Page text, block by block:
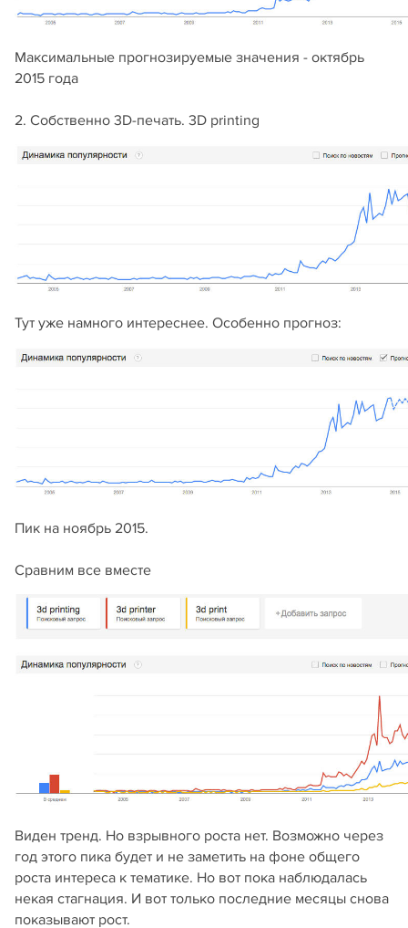
Максимальные прогнозируемые значения - октябрь
2015 года
2. Собственно 3D-печать. 3D printing
Тут уже намного интереснее. Особенно прогноз:
Пик на ноябрь 2015.
Сравним все вместе
Виден тренд. Но взрывного роста нет. Возможно через
год этого пика будет и не заметить на фоне общего
роста интереса к тематике. Но вот пока наблюдалась
некая стагнация. И вот только последние месяцы снова
показывают рост.